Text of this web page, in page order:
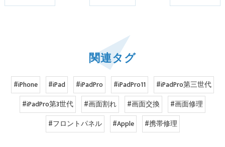
関連タグ
#iPhone #iPad #iPadPro #iPadPro11
#iPadPro第三世代
#iPadPro第3世代
#画面割れ #画面交換
#画面修理
#フロントパネル
#Apple #携帯修理